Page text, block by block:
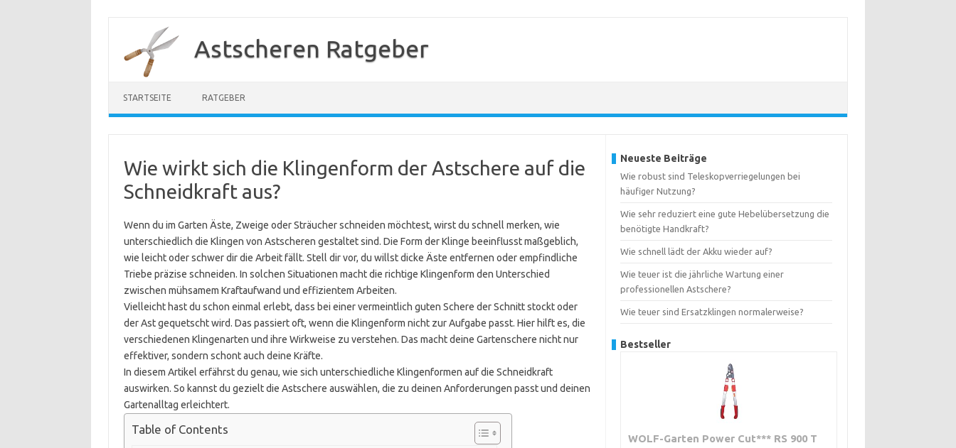
Astscheren Ratgeber
STARTSEITE RATGEBER
Wie wirkt sich die Klingenform der Astschere auf die
Schneidkraft aus?
Wenn du im Garten Äste, Zweige oder Sträucher schneiden möchtest, wirst du schnell merken, wie
unterschiedlich die Klingen von Astscheren gestaltet sind. Die Form der Klinge beeinflusst maßgeblich,
wie leicht oder schwer dir die Arbeit fällt. Stell dir vor, du willst dicke Äste entfernen oder empfindliche
Triebe präzise schneiden. In solchen Situationen macht die richtige Klingenform den Unterschied
zwischen mühsamem Kraftaufwand und effizientem Arbeiten.
Vielleicht hast du schon einmal erlebt, dass bei einer vermeintlich guten Schere der Schnitt stockt oder
der Ast gequetscht wird. Das passiert oft, wenn die Klingenform nicht zur Aufgabe passt. Hier hilft es, die
verschiedenen Klingenarten und ihre Wirkweise zu verstehen. Das macht deine Gartenschere nicht nur
effektiver, sondern schont auch deine Kräfte.
In diesem Artikel erfährst du genau, wie sich unterschiedliche Klingenformen auf die Schneidkraft
auswirken. So kannst du gezielt die Astschere auswählen, die zu deinen Anforderungen passt und deinen
Gartenalltag erleichtert.
Table of Contents
Neueste Beiträge
Wie robust sind Teleskopverriegelungen bei
häufiger Nutzung?
Wie sehr reduziert eine gute Hebelübersetzung die
benötigte Handkraft?
Wie schnell lädt der Akku wieder auf?
Wie teuer ist die jährliche Wartung einer
professionellen Astschere?
Wie teuer sind Ersatzklingen normalerweise?
Bestseller
WOLF-Garten Power Cut*** RS 900 T